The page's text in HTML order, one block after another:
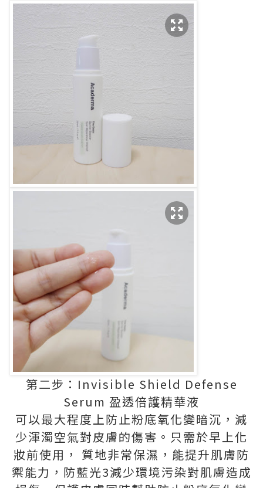
第二步：Invisible Shield Defense
Serum 盈透倍護精華液
可以最大程度上防止粉底氧化變暗沉，減
少渾濁空氣對皮膚的傷害。只需於早上化
妝前使用， 質地非常保濕，能提升肌膚防
禦能力，防藍光3減少環境污染對肌膚造成